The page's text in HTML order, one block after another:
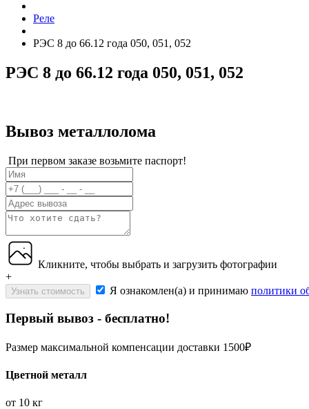
Реле
РЭС 8 до 66.12 года 050, 051, 052
РЭС 8 до 66.12 года 050, 051, 052
Вывоз металлолома
При первом заказе возьмите паспорт!
Кликните, чтобы выбрать и загрузить фотографии
+
Узнать стоимость Я ознакомлен(а) и принимаю политики
Первый вывоз - бесплатно!
Размер максимальной компенсации доставки 1500₽
Цветной металл
от 10 кг